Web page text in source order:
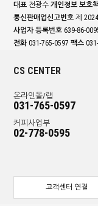
대표 전광수개인정보 보호
통신판매업신고번호 제
사업자 등록번호 639-86-
전화 031-765-0597팩스
CS CENTER
온라인몰/랩
031-765-0597
커피사업부
02-778-0595
고객센터 연결